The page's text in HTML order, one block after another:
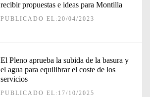
recibir propuestas e ideas para Montilla
PUBLICADO EL:20/04/2023
El Pleno aprueba la subida de la basura y
el agua para equilibrar el coste de los
servicios
PUBLICADO EL:17/10/2025